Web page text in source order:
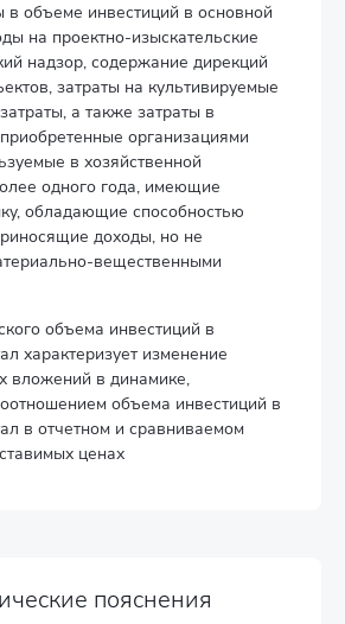
в объеме инвестиций в основной
на проектно-изыскательские
надзор, содержание дирекций
затраты на культивируемые
а также затраты в
организациями
в хозяйственной
одного года, имеющие
обладающие способностью
доходы, но не
вещественными
объема инвестиций в
характеризует изменение
вложений в динамике,
объема инвестиций в
в отчетном и сравниваемом
ценах
пояснения